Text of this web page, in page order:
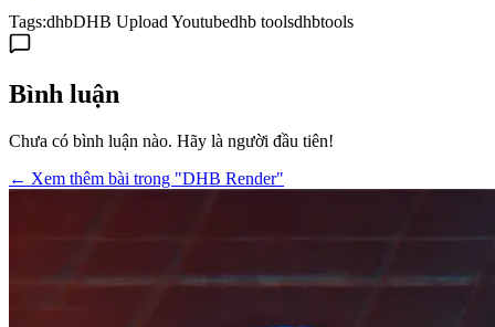
Tags:dhbDHB Upload Youtubedhb toolsdhbtools
Bình luận
Chưa có bình luận nào. Hãy là người đầu tiên!
← Xem thêm bài trong "DHB Render"